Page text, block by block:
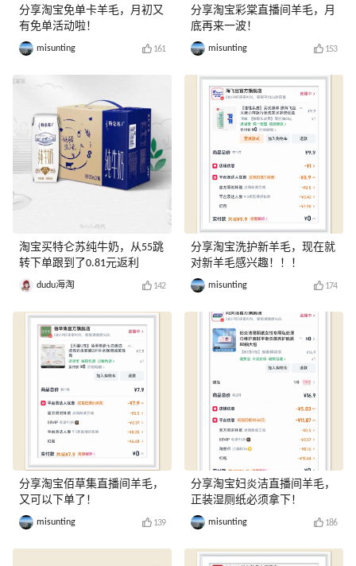
分享淘宝免单卡羊毛，月初又
有免单活动啦！
misunting 161
淘宝买特仑苏纯牛奶，从55跳
转下单跟到了0.81元返利
dudu海淘 142
分享淘宝佰草集直播间羊毛，
又可以下单了！
misunting 139
分享淘宝彩棠直播间羊毛，月
底再来一波！
misunting 153
分享淘宝洗护新羊毛，现在就
对新羊毛感兴趣！！！
misunting 174
分享淘宝妇炎洁直播间羊毛，
正装湿厕纸必须拿下！
misunting 186